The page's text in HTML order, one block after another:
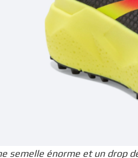
semelle énorme et un drop